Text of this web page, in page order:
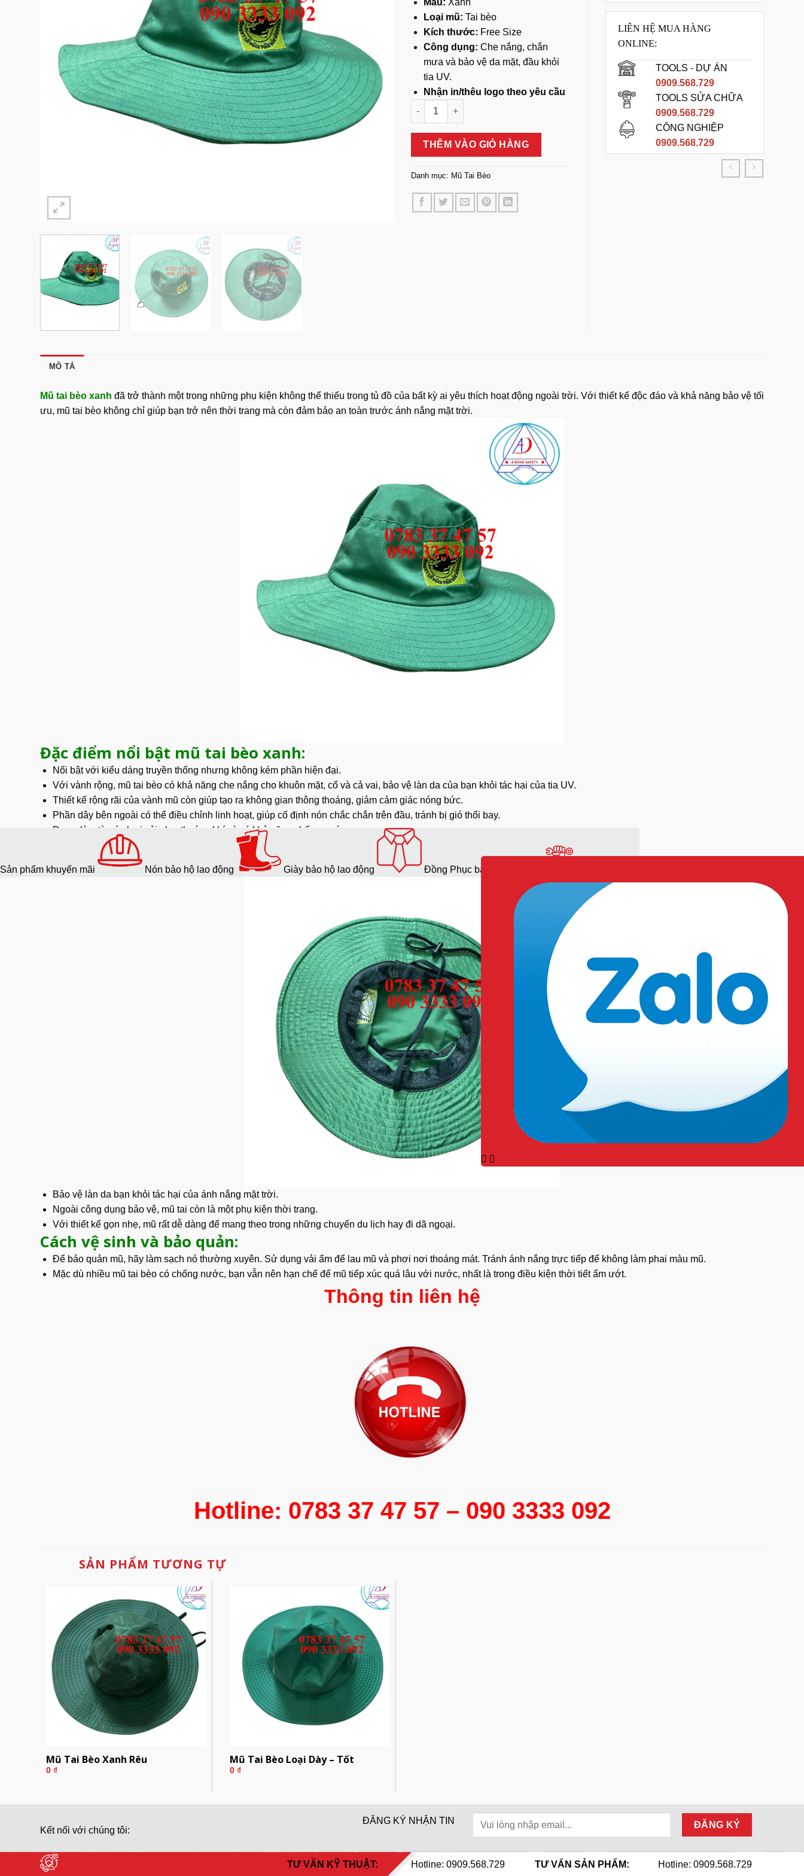
Loại mũ: Tai bèo
Kích thước: Free Size
Công dụng: Che nắng, chắn
mưa và bảo vệ da mặt, đầu khỏi
tia UV.
Nhận in/thêu logo theo yêu cầu
Mũ Tai Bèo Xanh số lượng
THÊM VÀO GIỎ HÀNG
Danh mục: Mũ Tai Bèo
LIÊN HỆ MUA HÀNG
ONLINE:
TOOLS - DỰ ÁN
0909.568.729
TOOLS SỬA CHỮA
0909.568.729
CÔNG NGHIỆP
0909.568.729
MÔ TẢ
Mũ tai bèo xanh đã trở thành một trong những phụ kiện không thể thiếu trong tủ đồ của bất kỳ ai yêu thích hoạt động ngoài trời. Với thiết kế độc đáo và khả năng bảo vệ tối
ưu, mũ tai bèo không chỉ giúp bạn trở nên thời trang mà còn đảm bảo an toàn trước ánh nắng mặt trời.
Đặc điểm nổi bật mũ tai bèo xanh:
Nổi bật với kiểu dáng truyền thống nhưng không kém phần hiện đại.
Với vành rộng, mũ tai bèo có khả năng che nắng cho khuôn mặt, cổ và cả vai, bảo vệ làn da của bạn khỏi tác hại của tia UV.
Thiết kế rộng rãi của vành mũ còn giúp tạo ra không gian thông thoáng, giảm cảm giác nóng bức.
Phần dây bên ngoài có thể điều chỉnh linh hoạt, giúp cố định nón chắc chắn trên đầu, tránh bị gió thổi bay.
Được làm từ các loại vải nhẹ, thoáng khí và có khả năng chống nước.
Mũ có sự phong phú về màu sắc và kiểu dáng, từ những tông màu trung tính.
Lợi ích khi sử dụng sản phẩm:
Bảo vệ làn da bạn khỏi tác hại của ánh nắng mặt trời.
Ngoài công dụng bảo vệ, mũ tai còn là một phụ kiện thời trang.
Với thiết kế gọn nhẹ, mũ rất dễ dàng để mang theo trong những chuyến du lịch hay đi dã ngoại.
Cách vệ sinh và bảo quản:
Để bảo quản mũ, hãy làm sạch nó thường xuyên. Sử dụng vải ẩm để lau mũ và phơi nơi thoáng mát. Tránh ánh nắng trực tiếp để không làm phai màu mũ.
Mặc dù nhiều mũ tai bèo có chống nước, bạn vẫn nên hạn chế để mũ tiếp xúc quá lâu với nước, nhất là trong điều kiện thời tiết ẩm ướt.
Thông tin liên hệ
Hotline: 0783 37 47 57 – 090 3333 092
SẢN PHẨM TƯƠNG TỰ
Mũ Tai Bèo Xanh Rêu
0 ₫
Mũ Tai Bèo Loại Dày – Tốt
0₫
Kết nối với chúng tôi:
ĐĂNG KÝ NHẬN TIN
TƯ VẤN KỸ THUẬT: Hotline: 0909.568.729 TƯ VẤN SẢN PHẨM: Hotline: 0909.568.729
Sản phẩm khuyến mãi Nón bảo hộ lao động Giày bảo hộ lao động Đồng Phục bảo hộ lao động